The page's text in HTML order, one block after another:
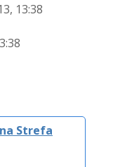
13:38
Strefa